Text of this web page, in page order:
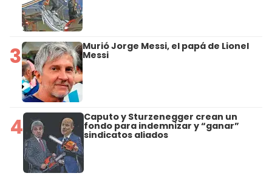
3 Murió Jorge Messi, el papá de Lionel
Messi
4 Caputo y Sturzenegger crean un
fondo para indemnizar y “ganar”
sindicatos aliados